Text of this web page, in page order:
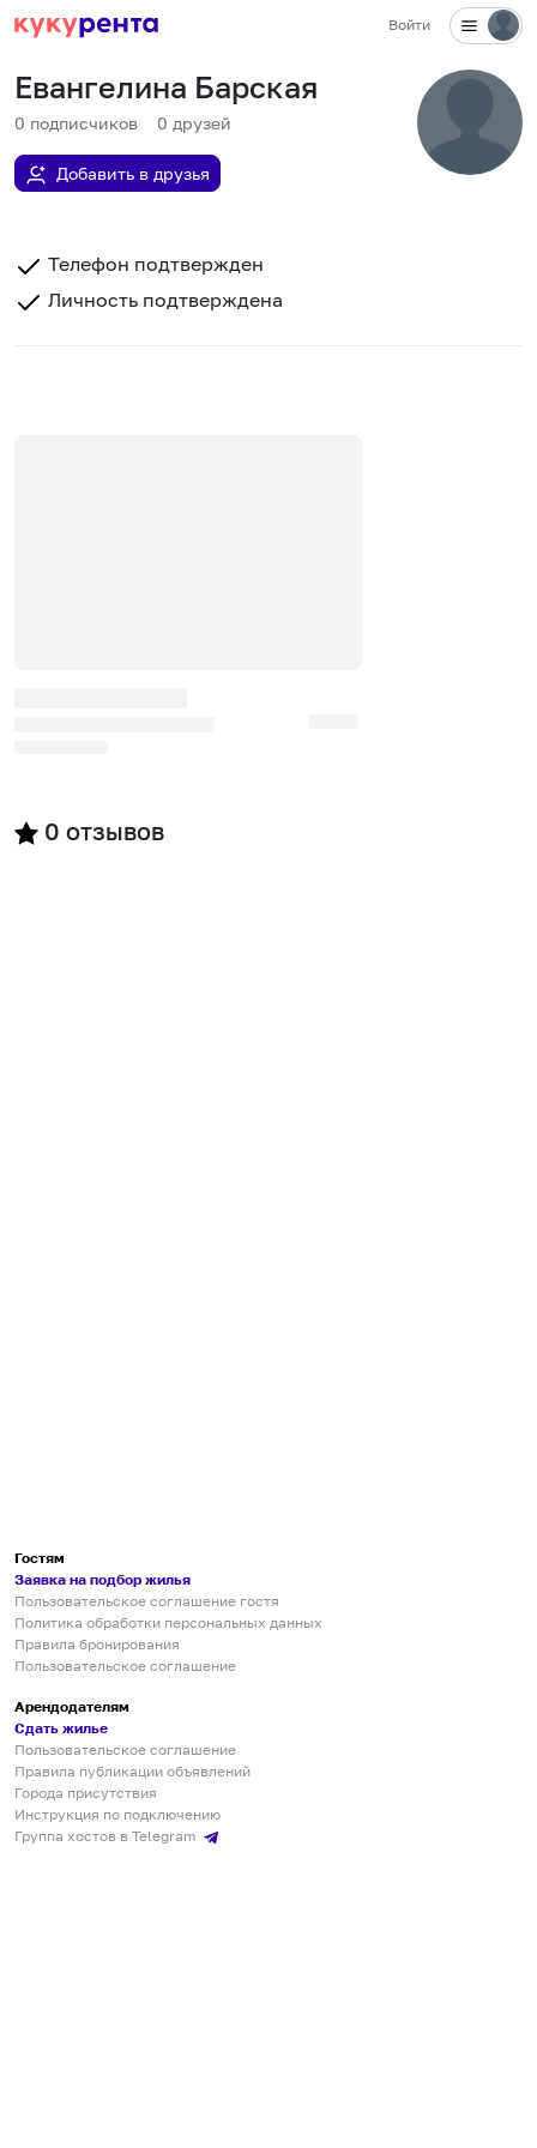
Войти
Евангелина Барская
0 подписчиков 0 друзей
Добавить в друзья
Телефон подтвержден
Личность подтверждена
0 отзывов
Гостям
Заявка на подбор жилья
Пользовательское соглашение гостя
Политика обработки персональных данных
Правила бронирования
Пользовательское соглашение
Арендодателям
Сдать жилье
Пользовательское соглашение
Правила публикации объявлений
Города присутствия
Инструкция по подключению
Группа хостов в Telegram